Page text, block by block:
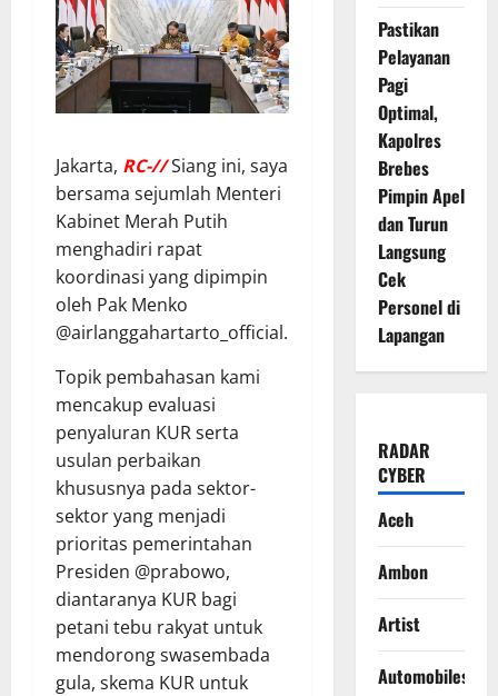
Jakarta, RC-//Siang ini, saya
bersama sejumlah Menteri
Kabinet Merah Putih
menghadiri rapat
koordinasi yang dipimpin
oleh Pak Menko
@airlanggahartarto_official.
Topik pembahasan kami
mencakup evaluasi
penyaluran KUR serta
usulan perbaikan
khususnya pada sektor-
sektor yang menjadi
prioritas pemerintahan
Presiden @prabowo,
diantaranya KUR bagi
petani tebu rakyat untuk
mendorong swasembada
gula, skema KUR untuk
Pastikan
Pelayanan
Pagi
Optimal,
Kapolres
Brebes
Pimpin Apel
dan Turun
Langsung
Cek
Personel di
Lapangan
RADAR
CYBER
Aceh
Ambon
Artist
Automobiles